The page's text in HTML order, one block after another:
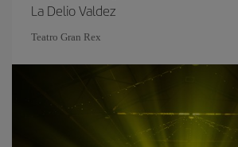
La Delio Valdez
Teatro Gran Rex